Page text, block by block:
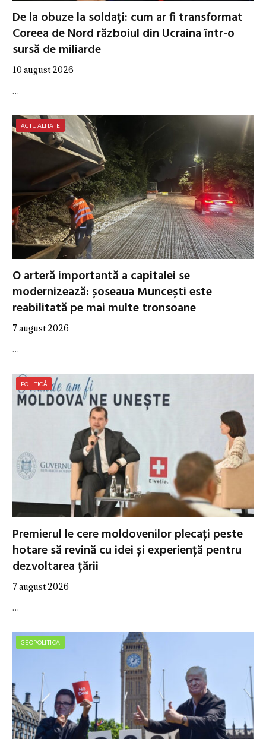
De la obuze la soldați: cum ar fi transformat
Coreea de Nord războiul din Ucraina într-o
sursă de miliarde
10 august 2026
…
ACTUALITATE
O arteră importantă a capitalei se
modernizează: șoseaua Muncești este
reabilitată pe mai multe tronsoane
7 august 2026
…
POLITICĂ
Premierul le cere moldovenilor plecați peste
hotare să revină cu idei și experiență pentru
dezvoltarea țării
7 august 2026
…
GEOPOLITICA